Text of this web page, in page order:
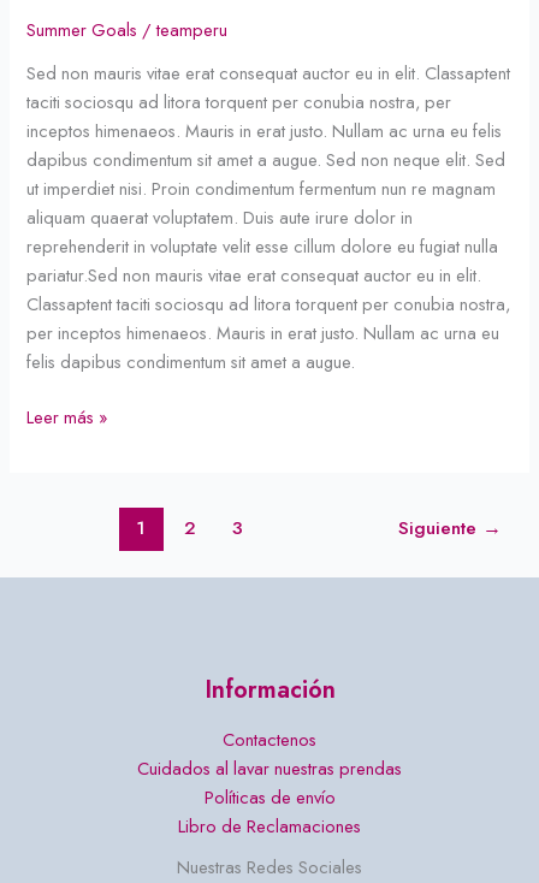
Summer Goals /teamperu
Sed non mauris vitae erat consequat auctor eu in elit. Classaptent
taciti sociosqu ad litora torquent per conubia nostra, per
inceptos himenaeos. Mauris in erat justo. Nullam ac urna eu felis
dapibus condimentum sit amet a augue. Sed non neque elit. Sed
ut imperdiet nisi. Proin condimentum fermentum nun re magnam
aliquam quaerat voluptatem. Duis aute irure dolor in
reprehenderit in voluptate velit esse cillum dolore eu fugiat nulla
pariatur.Sed non mauris vitae erat consequat auctor eu in elit.
Classaptent taciti sociosqu ad litora torquent per conubia nostra,
per inceptos himenaeos. Mauris in erat justo. Nullam ac urna eu
felis dapibus condimentum sit amet a augue.
Away
Somewhere
Leer más »
1 2 3 Siguiente →
Información
Contactenos
Cuidados al lavar nuestras prendas
Políticas de envío
Libro de Reclamaciones
Nuestras Redes Sociales